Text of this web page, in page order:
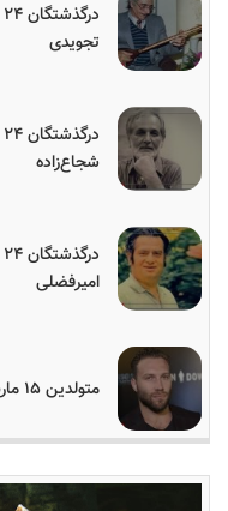
تجویدی
شجاع‌زاده
امیرفضلی
متولدین ۱۵ مارس سینما ، تئاتر و موسیقی؛ جای کورتنی